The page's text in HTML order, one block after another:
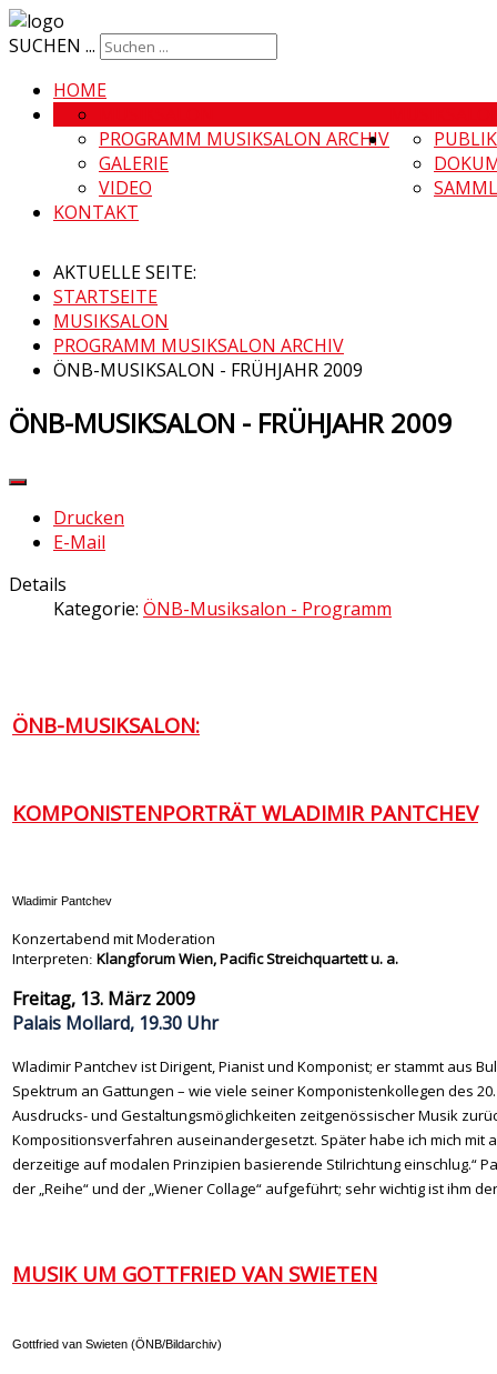
SUCHEN ...
HOME
PROGRAMM MUSIKSALON ARCHIV
GALERIE
VIDEO
KONTAKT
AKTUELLE SEITE:
STARTSEITE
MUSIKSALON
PROGRAMM MUSIKSALON ARCHIV
ÖNB-MUSIKSALON - FRÜHJAHR 2009
ÖNB-MUSIKSALON - FRÜHJAHR 2009
Drucken
E-Mail
Details
Kategorie: ÖNB-Musiksalon - Programm
ÖNB-MUSIKSALON:
KOMPONISTENPORTRÄT WLADIMIR PANTCHEV
Wladimir Pantchev
Konzertabend mit Moderation
Interpreten: Klangforum Wien, Pacific Streichquartett u. a.
Freitag, 13. März 2009
Palais Mollard, 19.30 Uhr
Wladimir Pantchev ist Dirigent, Pianist und Komponist; er stammt aus
Spektrum an Gattungen – wie viele seiner Komponistenkollegen des
Ausdrucks- und Gestaltungsmöglichkeiten zeitgenössischer Musik
Kompositionsverfahren auseinandergesetzt. Später habe ich mich mit
derzeitige auf modalen Prinzipien basierende Stilrichtung einschlug.“
der „Reihe“ und der „Wiener Collage“ aufgeführt; sehr wichtig ist ihm
MUSIK UM GOTTFRIED VAN SWIETEN
Gottfried van Swieten (ÖNB/Bildarchiv)